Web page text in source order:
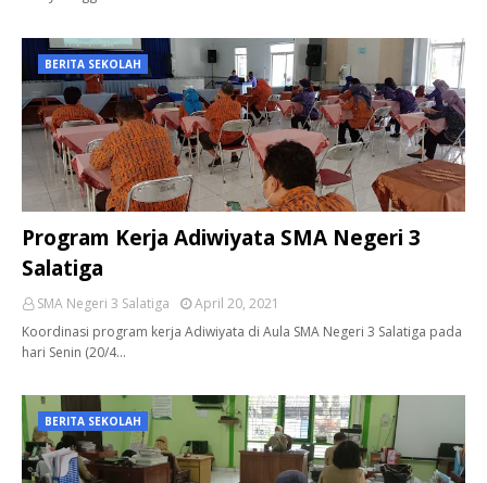
BERITA SEKOLAH
Program Kerja Adiwiyata SMA Negeri 3
Salatiga
SMA Negeri 3 Salatiga
April 20, 2021
Koordinasi program kerja Adiwiyata di Aula SMA Negeri 3 Salatiga pada
hari Senin (20/4…
BERITA SEKOLAH